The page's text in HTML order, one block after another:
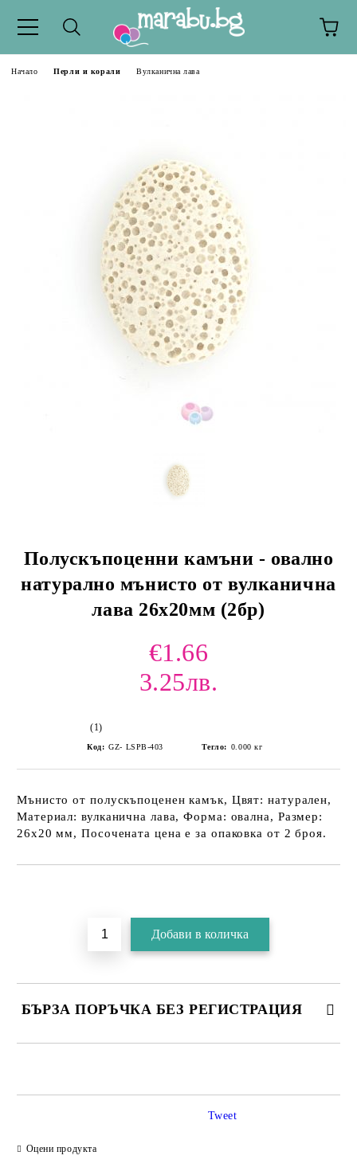
Начало Перли и корали Вулканична лава
Полускъпоценни камъни - овално
натурално мънисто от вулканична
лава 26х20мм (2бр)
€1.66
3.25лв.
(1)
Код: GZ- LSPB-403 Тегло: 0.000 кг
Мънисто от полускъпоценен камък, Цвят: натурален,
Материал: вулканична лава, Форма: овална, Размер:
26х20 мм, Посочената цена е за опаковка от 2 броя.
БЪРЗА ПОРЪЧКА БЕЗ РЕГИСТРАЦИЯ
Оцени продукта
Tweet